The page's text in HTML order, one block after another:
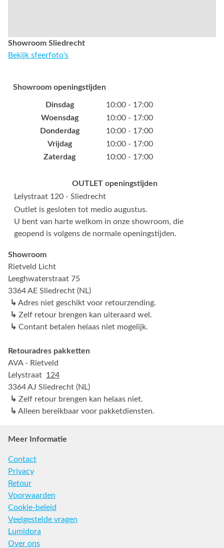
Showroom Sliedrecht
Bekijk sfeerfoto's
Showroom openingstijden
Dinsdag
10:00 - 17:00
Woensdag
10:00 - 17:00
Donderdag
10:00 - 17:00
Vrijdag
10:00 - 17:00
Zaterdag
10:00 - 17:00
OUTLET openingstijden
Lelystraat 120 - Sliedrecht
Outlet is gesloten tot medio augustus.
U bent van harte welkom in onze showroom, die
geopend is volgens de normale openingstijden.
Showroom
Rietveld Licht
Leeghwaterstraat 75
3364 AE Sliedrecht (NL)
↳ Adres niet geschikt voor retourzending.
↳ Zelf retour brengen kan uiteraard wel.
↳ Contant betalen helaas niet mogelijk.
Retouradres pakketten
AVA - Rietveld
Lelystraat 124
3364 AJ Sliedrecht (NL)
↳ Zelf retour brengen kan helaas niet.
↳ Alleen bereikbaar voor pakketdiensten.
Meer Informatie
Contact
Privacy
Retour
Voorwaarden
Cookie-beleid
Veelgestelde vragen
Lumidora
Over ons